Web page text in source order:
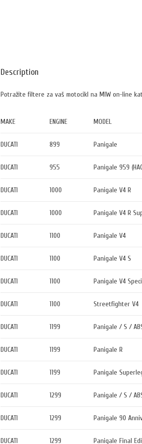
Description
Potražite filtere za vaš motocikl na MIW on-line
MAKE ENGINE MODEL
DUCATI 899 Panigale
DUCATI 955 Panigale 959
DUCATI 1000 Panigale V4 R
DUCATI 1000 Panigale V4 R
DUCATI 1100 Panigale V4
DUCATI 1100 Panigale V4 S
DUCATI 1100 Panigale V4
DUCATI 1100 Streetfighter V4
DUCATI 1199 Panigale / S /
DUCATI 1199 Panigale R
DUCATI 1199 Panigale
DUCATI 1299 Panigale / S /
DUCATI 1299 Panigale 90
DUCATI 1299 Panigale Final